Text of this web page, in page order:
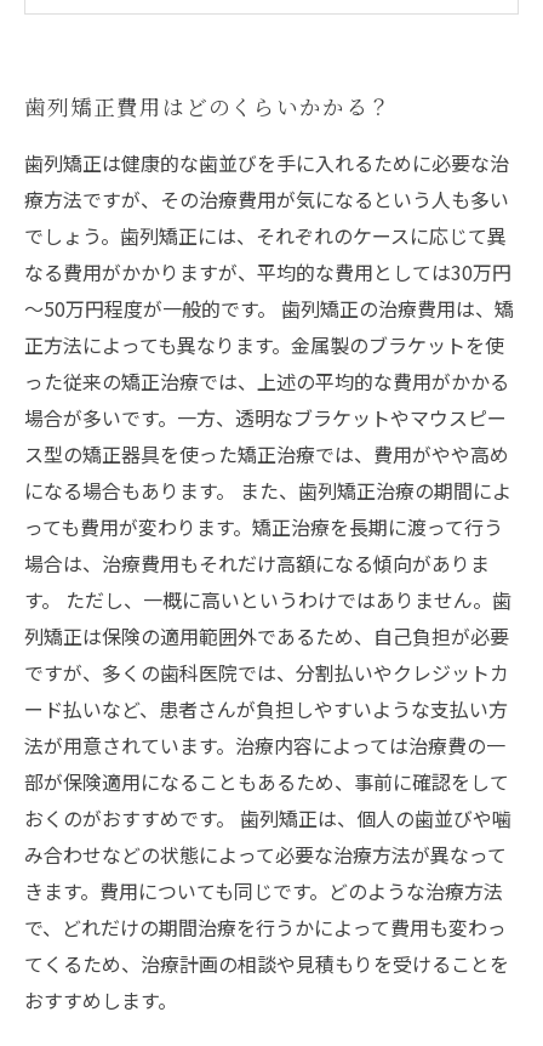
歯列矯正費用はどのくらいかかる？
歯列矯正は健康的な歯並びを手に入れるために必要な治
療方法ですが、その治療費用が気になるという人も多い
でしょう。歯列矯正には、それぞれのケースに応じて異
なる費用がかかりますが、平均的な費用としては30万円
～50万円程度が一般的です。 歯列矯正の治療費用は、矯
正方法によっても異なります。金属製のブラケットを使
った従来の矯正治療では、上述の平均的な費用がかかる
場合が多いです。一方、透明なブラケットやマウスピー
ス型の矯正器具を使った矯正治療では、費用がやや高め
になる場合もあります。 また、歯列矯正治療の期間によ
っても費用が変わります。矯正治療を長期に渡って行う
場合は、治療費用もそれだけ高額になる傾向がありま
す。 ただし、一概に高いというわけではありません。歯
列矯正は保険の適用範囲外であるため、自己負担が必要
ですが、多くの歯科医院では、分割払いやクレジットカ
ード払いなど、患者さんが負担しやすいような支払い方
法が用意されています。治療内容によっては治療費の一
部が保険適用になることもあるため、事前に確認をして
おくのがおすすめです。 歯列矯正は、個人の歯並びや噛
み合わせなどの状態によって必要な治療方法が異なって
きます。費用についても同じです。どのような治療方法
で、どれだけの期間治療を行うかによって費用も変わっ
てくるため、治療計画の相談や見積もりを受けることを
おすすめします。